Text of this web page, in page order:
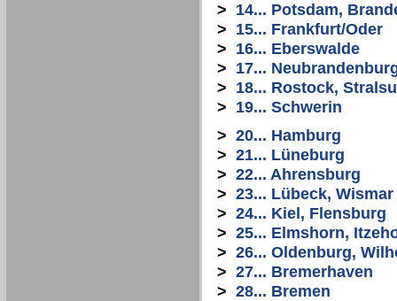
> 14... Potsdam,
> 15... Frankfurt/Oder
> 16... Eberswalde
> 17...
> 18... Rostock,
> 19... Schwerin
> 20... Hamburg
> 21... Lüneburg
> 22... Ahrensburg
> 23... Lübeck, Wismar
> 24... Kiel, Flensburg
> 25... Elmshorn,
> 26... Oldenburg,
> 27... Bremerhaven
> 28... Bremen